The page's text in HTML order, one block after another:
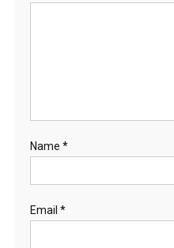
Name *
Email *